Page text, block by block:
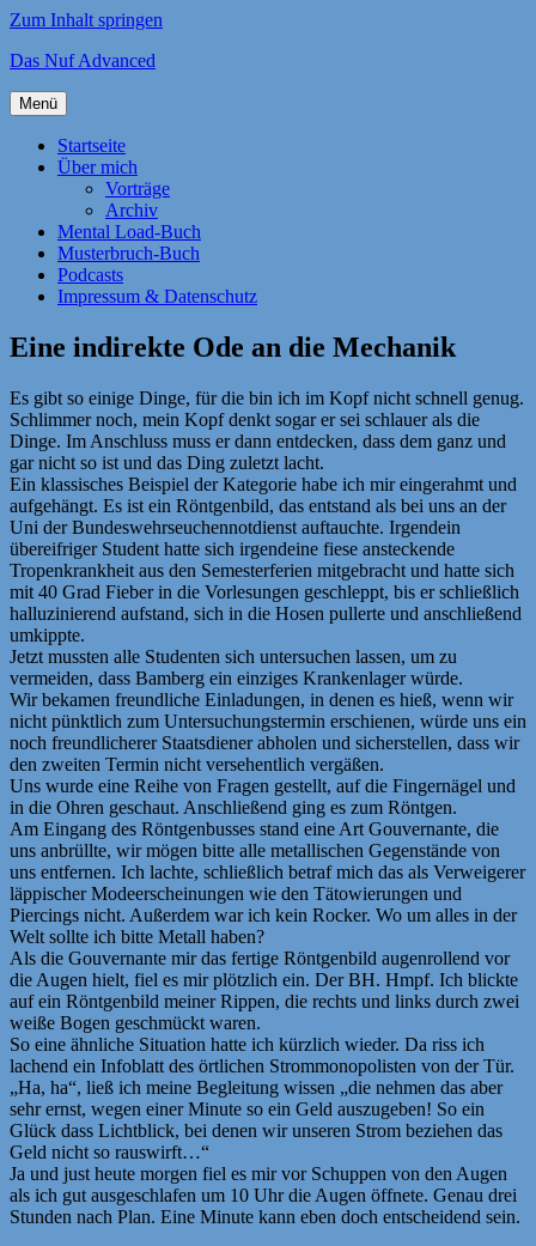
Zum Inhalt springen
Das Nuf Advanced
Menü
Startseite
Über mich
Vorträge
Archiv
Mental Load-Buch
Musterbruch-Buch
Podcasts
Impressum & Datenschutz
Eine indirekte Ode an die Mechanik
Es gibt so einige Dinge, für die bin ich im Kopf nicht schnell genug.
Schlimmer noch, mein Kopf denkt sogar er sei schlauer als die
Dinge. Im Anschluss muss er dann entdecken, dass dem ganz und
gar nicht so ist und das Ding zuletzt lacht.
Ein klassisches Beispiel der Kategorie habe ich mir eingerahmt und
aufgehängt. Es ist ein Röntgenbild, das entstand als bei uns an der
Uni der Bundeswehrseuchennotdienst auftauchte. Irgendein
übereifriger Student hatte sich irgendeine fiese ansteckende
Tropenkrankheit aus den Semesterferien mitgebracht und hatte sich
mit 40 Grad Fieber in die Vorlesungen geschleppt, bis er schließlich
halluzinierend aufstand, sich in die Hosen pullerte und anschließend
umkippte.
Jetzt mussten alle Studenten sich untersuchen lassen, um zu
vermeiden, dass Bamberg ein einziges Krankenlager würde.
Wir bekamen freundliche Einladungen, in denen es hieß, wenn wir
nicht pünktlich zum Untersuchungstermin erschienen, würde uns ein
noch freundlicherer Staatsdiener abholen und sicherstellen, dass wir
den zweiten Termin nicht versehentlich vergäßen.
Uns wurde eine Reihe von Fragen gestellt, auf die Fingernägel und
in die Ohren geschaut. Anschließend ging es zum Röntgen.
Am Eingang des Röntgenbusses stand eine Art Gouvernante, die
uns anbrüllte, wir mögen bitte alle metallischen Gegenstände von
uns entfernen. Ich lachte, schließlich betraf mich das als Verweigerer
läppischer Modeerscheinungen wie den Tätowierungen und
Piercings nicht. Außerdem war ich kein Rocker. Wo um alles in der
Welt sollte ich bitte Metall haben?
Als die Gouvernante mir das fertige Röntgenbild augenrollend vor
die Augen hielt, fiel es mir plötzlich ein. Der BH. Hmpf. Ich blickte
auf ein Röntgenbild meiner Rippen, die rechts und links durch zwei
weiße Bogen geschmückt waren.
So eine ähnliche Situation hatte ich kürzlich wieder. Da riss ich
lachend ein Infoblatt des örtlichen Strommonopolisten von der Tür.
„Ha, ha“, ließ ich meine Begleitung wissen „die nehmen das aber
sehr ernst, wegen einer Minute so ein Geld auszugeben! So ein
Glück dass Lichtblick, bei denen wir unseren Strom beziehen das
Geld nicht so rauswirft…“
Ja und just heute morgen fiel es mir vor Schuppen von den Augen
als ich gut ausgeschlafen um 10 Uhr die Augen öffnete. Genau drei
Stunden nach Plan. Eine Minute kann eben doch entscheidend sein.